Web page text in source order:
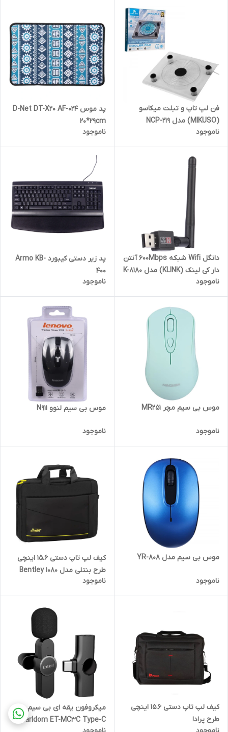
فن لپ تاپ و تبلت میکاسو
(MIKUSO) مدل NCP-219
ناموجود
پد موس D-Net DT-X20 AF-024
20*29cm
ناموجود
دانگل Wifi شبکه 600Mbps آنتن
دار کی لینک (KLINK) مدل K-8180
ناموجود
پد زیر دستی کیبورد Armo KB-
400
ناموجود
موس بی سیم مچر MR251
ناموجود
موس بی سیم لنوو N911
ناموجود
موس بی سیم مدل YR-808
ناموجود
کیف لپ تاپ دستی 15.6 اینچی
طرح بنتلی مدل Bentley 1080
ناموجود
کیف لپ تاپ دستی 15.6 اینچی
طرح پرادا
میکروفون یقه ای بی سیم
Earldom ET-MC3C Type-C